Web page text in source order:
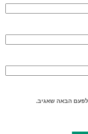
הבאה שאגיב.